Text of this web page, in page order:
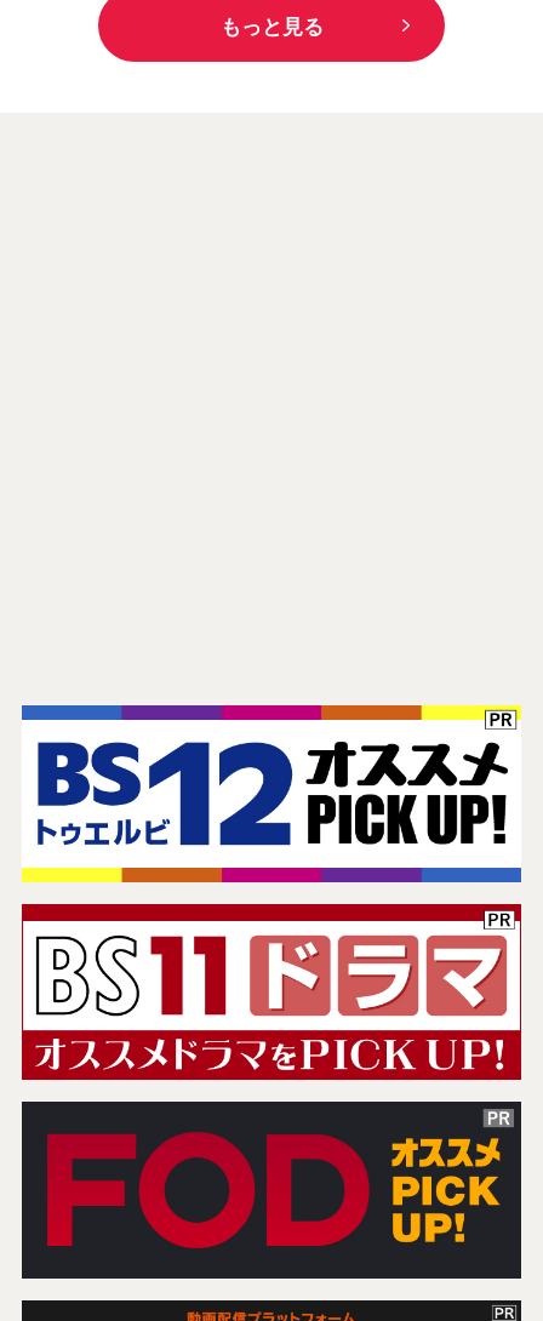
もっと見る